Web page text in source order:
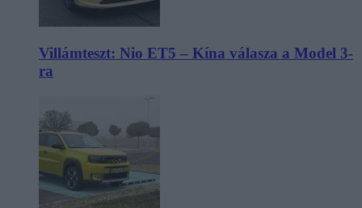
Villámteszt: Nio ET5 – Kína válasza a Model 3-
ra